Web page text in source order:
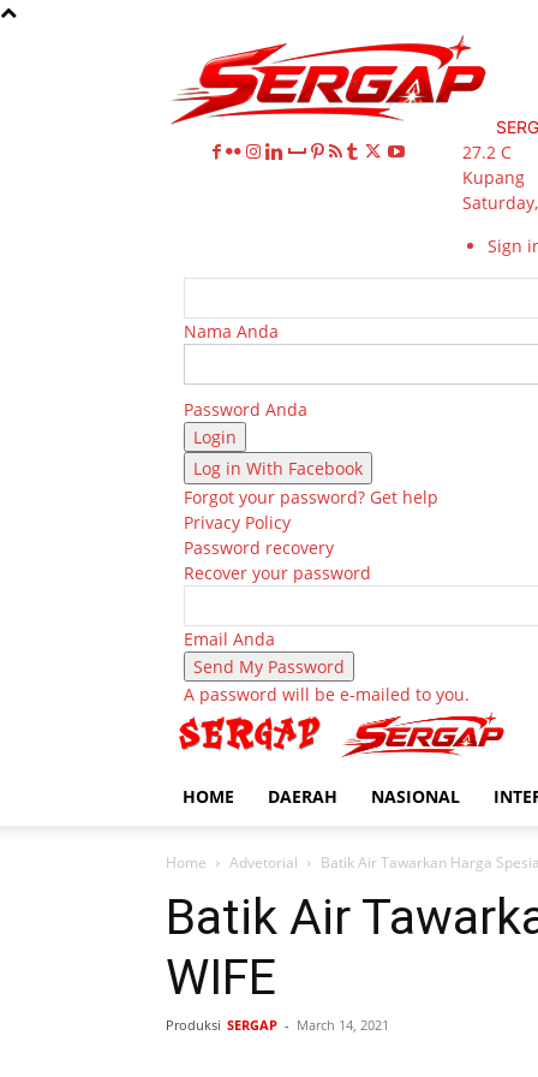
27.2 C
Kupang
Sign
Nama Anda
Password Anda
Log in With Facebook
Forgot your password? Get help
Privacy Policy
Password recovery
Recover your password
Email Anda
A password will be e-mailed to you.
HOME DAERAH NASIONAL
Home Advetorial Batik Air Tawarkan Harga
Batik Air
WIFE
Produksi SERGAP - March 14, 2021